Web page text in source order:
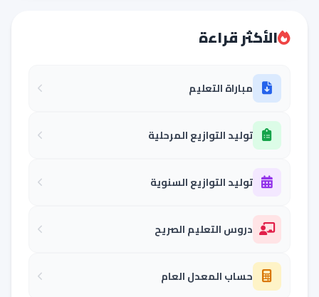
الأكثر قراءة
مباراة التعليم
توليد التوازيع المرحلية
توليد التوازيع السنوية
دروس التعليم الصريح
حساب المعدل العام